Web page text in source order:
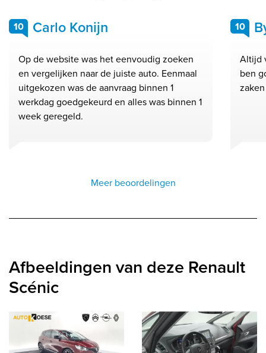
10 Carlo Konijn
Op de website was het eenvoudig zoeken
en vergelijken naar de juiste auto. Eenmaal
uitgekozen was de aanvraag binnen 1
werkdag goedgekeurd en alles was binnen 1
week geregeld.
10
Altijd
ben
Meer beoordelingen
Afbeeldingen van deze Renault
Scénic